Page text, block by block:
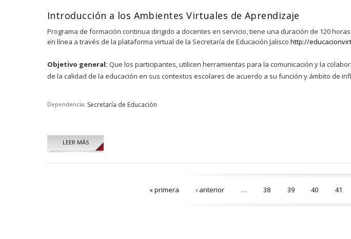
Introducción a los Ambientes Virtuales de Aprendizaje
Programa de formación continua dirigido a docentes en servicio, tiene una duración de 120
en línea a través de la plataforma virtual de la Secretaría de Educación Jalisco http://
Objetivo general: Que los participantes, utilicen herramientas para la comunicación y la
de la calidad de la educación en sus contextos escolares de acuerdo a su función y ámbito de
Dependencia: Secretaría de Educación
LEER MÁS
« primera ‹ anterior … 38 39 40 41